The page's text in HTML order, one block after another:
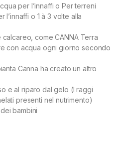
per l’innaffi o Per terreni
l’innaffi o 1 à 3 volte alla
come CANNA Terra
con acqua ogni giorno secondo
Canna ha creato un altro
e al riparo dal gelo (I raggi
presenti nel nutrimento)
bambini